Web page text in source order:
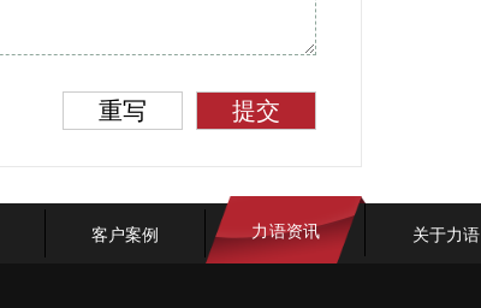
重写 提交
客户案例 力语资讯 关于力语